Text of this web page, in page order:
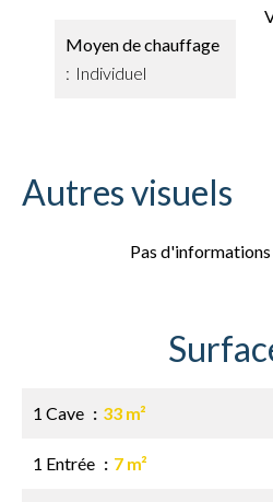
Moyen de chauffage
Individuel
Autres visuels
Pas
1 Cave 33 m²
1 Entrée 7 m²